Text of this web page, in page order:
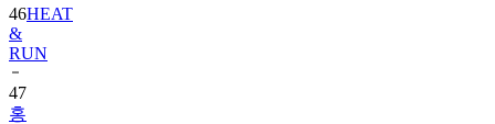
46HEAT
&
RUN
47
홍